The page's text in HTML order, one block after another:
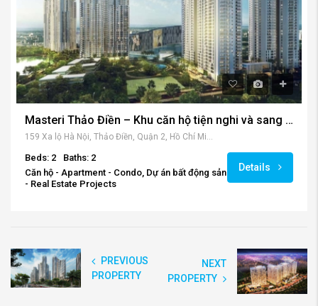
Masteri Thảo Điền – Khu căn hộ tiện nghi và sang trọng quận 2
Beds: 2
Baths: 2
Căn hộ - Apartment - Condo, Dự án bất động sản
- Real Estate Projects
Details
PREVIOUS
PROPERTY
NEXT
PROPERTY